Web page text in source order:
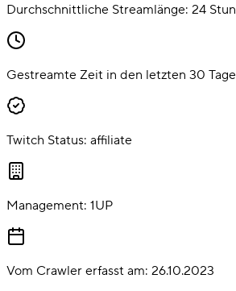
Durchschnittliche Streamlänge: 24
Gestreamte Zeit in den letzten 30
Twitch Status: affiliate
Management: 1UP
Vom Crawler erfasst am: 26.10.2023